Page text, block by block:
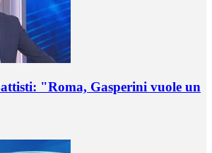
"Roma, Gasperini vuole un